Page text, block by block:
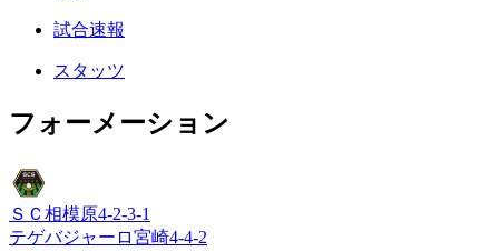
試合速報
スタッツ
フォーメーション
ＳＣ相模原4-2-3-1
テゲバジャーロ宮崎4-4-2